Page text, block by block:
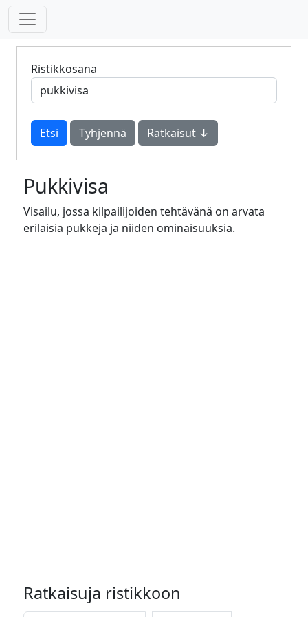
Ristikkosana
Tyhjennä Ratkaisut ↓
Pukkivisa
Visailu, jossa kilpailijoiden tehtävänä on arvata
erilaisia pukkeja ja niiden ominaisuuksia.
Ratkaisuja ristikkoon